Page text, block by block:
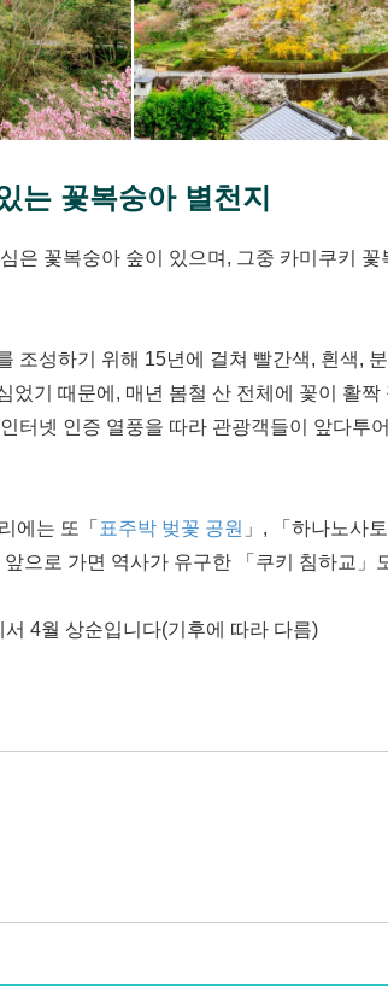
는 꽃복숭아 별천지
은 꽃복숭아 숲이 있으며, 그중 카미쿠키
조성하기 위해 15년에 걸쳐 빨간색, 흰색,
었기 때문에, 매년 봄철 산 전체에 꽃이 활짝
터넷 인증 열풍을 따라 관광객들이 앞다투
에는 또「 표주박 벚꽃 공원 」, 「하나노사
으로 가면 역사가 유구한 「쿠키 침하교」
4월 상순입니다(기후에 따라 다름)